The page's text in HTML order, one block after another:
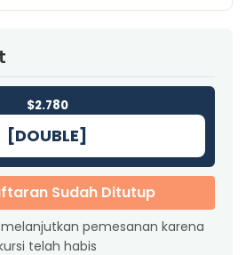
$2.780
[DOUBLE]
Sudah Ditutup
pemesanan karena
telah habis